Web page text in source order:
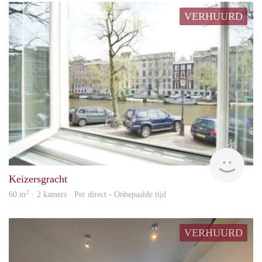
VERHUURD
Keizersgracht
60 m2 · 2 kamers · Per direct - Onbepaalde tijd
VERHUURD